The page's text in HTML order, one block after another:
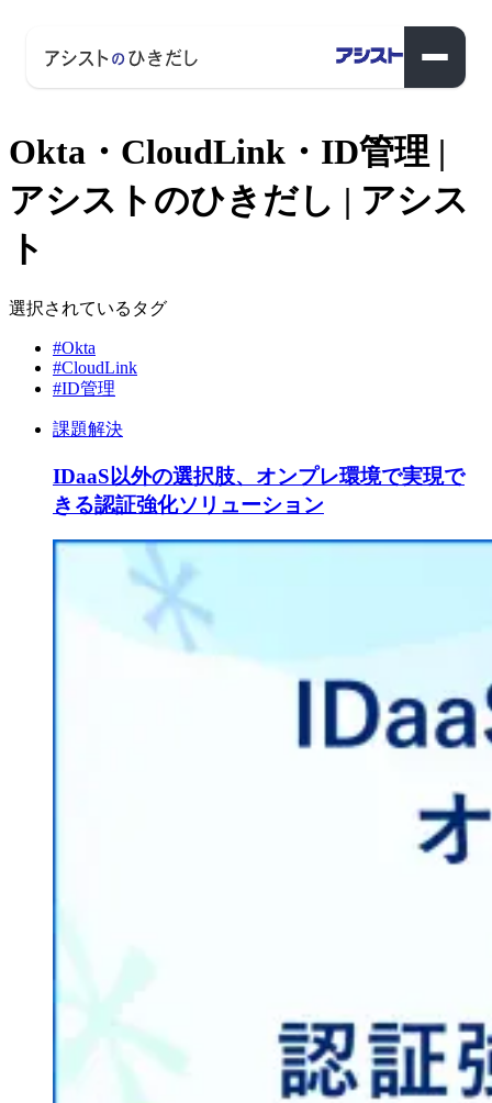
Okta・CloudLink・ID管理 |
アシストのひきだし | アシス
ト
選択されているタグ
#Okta
#CloudLink
#ID管理
課題解決
IDaaS以外の選択肢、オンプレ環境で実現で
きる認証強化ソリューション